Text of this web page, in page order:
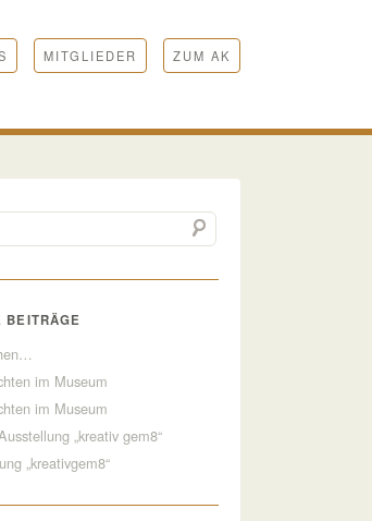
MITGLIEDER ZUM AK
BEITRÄGE
im Museum
im Museum
„kreativ gem8“
„kreativgem8“